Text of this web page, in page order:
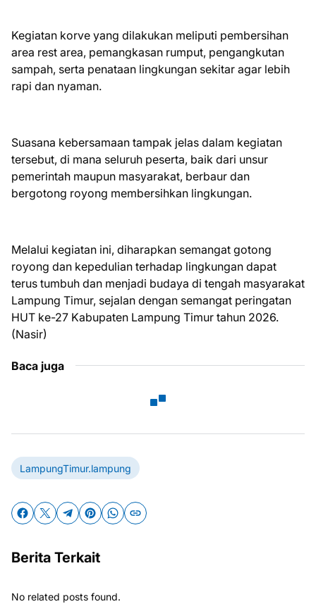
Kegiatan korve yang dilakukan meliputi pembersihan
area rest area, pemangkasan rumput, pengangkutan
sampah, serta penataan lingkungan sekitar agar lebih
rapi dan nyaman.
Suasana kebersamaan tampak jelas dalam kegiatan
tersebut, di mana seluruh peserta, baik dari unsur
pemerintah maupun masyarakat, berbaur dan
bergotong royong membersihkan lingkungan.
Melalui kegiatan ini, diharapkan semangat gotong
royong dan kepedulian terhadap lingkungan dapat
terus tumbuh dan menjadi budaya di tengah masyarakat
Lampung Timur, sejalan dengan semangat peringatan
HUT ke-27 Kabupaten Lampung Timur tahun 2026.
(Nasir)
Baca juga
LampungTimur.lampung
Berita Terkait
No related posts found.